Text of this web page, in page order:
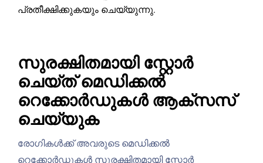
പ്രതീക്ഷിക്കുകയും ചെയ്യുന്നു.
സുരക്ഷിതമായി സ്റ്റോർ
ചെയ്ത് മെഡിക്കൽ
റെക്കോർഡുകൾ ആക്സസ്
ചെയ്യുക
രോഗികൾക്ക് അവരുടെ മെഡിക്കൽ
റെക്കോർഡുകൾ സുരക്ഷിതമായി സ്റ്റോർ